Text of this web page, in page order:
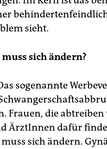
sieht.
muss sich ändern?
sogenannte
Frauen, die
ÄrztInnen dafür
sich ändern.